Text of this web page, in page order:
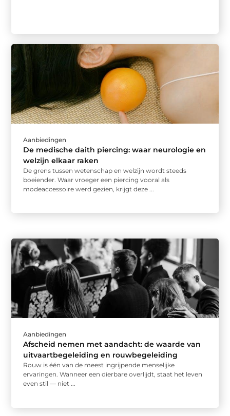
Aanbiedingen
De medische daith piercing: waar neurologie en
welzijn elkaar raken
De grens tussen wetenschap en welzijn wordt steeds
boeiender. Waar vroeger een piercing vooral als
modeaccessoire werd gezien, krijgt deze ...
Aanbiedingen
Afscheid nemen met aandacht: de waarde van
uitvaartbegeleiding en rouwbegeleiding
Rouw is één van de meest ingrijpende menselijke
ervaringen. Wanneer een dierbare overlijdt, staat het leven
even stil — niet ...